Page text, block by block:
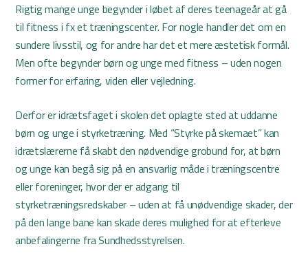
Rigtig mange unge begynder i løbet af deres teenageår at gå
til fitness i fx et træningscenter. For nogle handler det om en
sundere livsstil, og for andre har det et mere æstetisk formål.
Men ofte begynder børn og unge med fitness – uden nogen
former for erfaring, viden eller vejledning.
Derfor er idrætsfaget i skolen det oplagte sted at uddanne
børn og unge i styrketræning. Med “Styrke på skemaet” kan
idrætslærerne få skabt den nødvendige grobund for, at børn
og unge kan begå sig på en ansvarlig måde i træningscentre
eller foreninger, hvor der er adgang til
styrketræningsredskaber – uden at få unødvendige skader, der
på den lange bane kan skade deres mulighed for at efterleve
anbefalingerne fra Sundhedsstyrelsen.